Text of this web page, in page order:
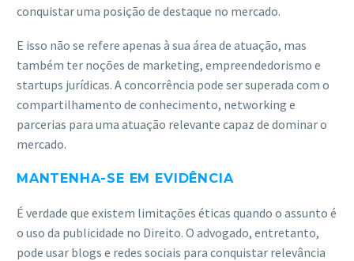
conquistar uma posição de destaque no mercado.
E isso não se refere apenas à sua área de atuação, mas
também ter noções de marketing, empreendedorismo e
startups jurídicas. A concorrência pode ser superada com o
compartilhamento de conhecimento, networking e
parcerias para uma atuação relevante capaz de dominar o
mercado.
MANTENHA-SE EM EVIDÊNCIA
É verdade que existem limitações éticas quando o assunto é
o uso da publicidade no Direito. O advogado, entretanto,
pode usar blogs e redes sociais para conquistar relevância